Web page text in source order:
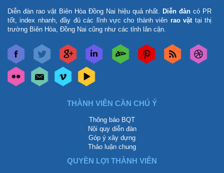
Diễn đàn rao vặt Biên Hòa Đồng Nai hiệu quả nhất. Diễn đàn có PR
tốt, index nhanh, đầy đủ các lĩnh vực cho thành viên rao vặttại thị
trường Biên Hòa, Đồng Nai cũng như các tỉnh lân cận.
THÀNH VIÊN CẦN CHÚ Ý
Thông báo BQT
Nội quy diễn đàn
Góp ý xây dựng
Thảo luận chung
QUYỀN LỢI THÀNH VIÊN